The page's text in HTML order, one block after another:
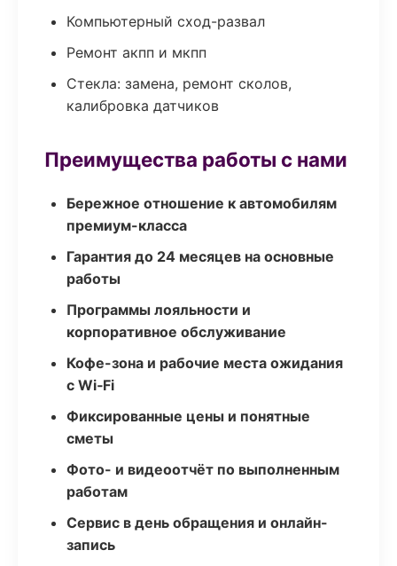
Компьютерный сход-развал
Ремонт акпп и мкпп
Стекла: замена, ремонт сколов,
калибровка датчиков
Преимущества работы с нами
Бережное отношение к автомобилям
премиум-класса
Гарантия до 24 месяцев на основные
работы
Программы лояльности и
корпоративное обслуживание
Кофе-зона и рабочие места ожидания
с Wi‑Fi
Фиксированные цены и понятные
сметы
Фото- и видеоотчёт по выполненным
работам
Сервис в день обращения и онлайн-
запись